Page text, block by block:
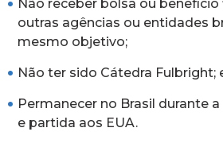
Não receber bolsa ou
outras agências ou entidades
mesmo objetivo;
Não ter sido Cátedra Fulbright;
Permanecer no Brasil durante
e partida aos EUA.